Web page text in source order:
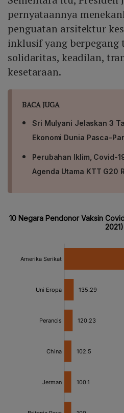
pernyataannya
penguatan arsitektur
inklusif yang berpegang
solidaritas, keadilan,
kesetaraan.
BACA JUGA
Sri Mulyani Jelaskan 3
Ekonomi Dunia Pasca-
Perubahan Iklim, Covid-
Agenda Utama KTT G20